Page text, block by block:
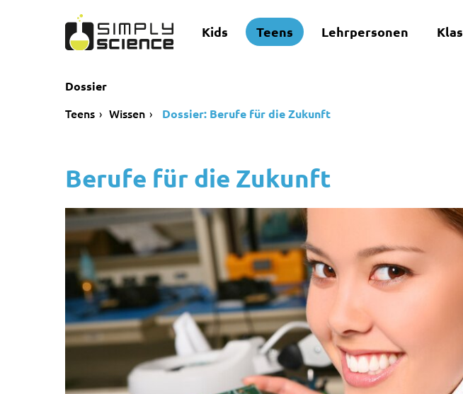
Kids Teens Lehrpersonen
Dossier
Teens Wissen Dossier: Berufe für die Zukunft
Berufe für die Zukunft